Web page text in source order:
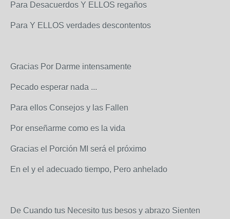
Para Desacuerdos Y ELLOS regaños
Para Y ELLOS verdades descontentos
Gracias Por Darme intensamente
Pecado esperar nada ...
Para ellos Consejos y las Fallen
Por enseñarme como es la vida
Gracias el Porción MI será el próximo
En el y el adecuado tiempo, Pero anhelado
De Cuando tus Necesito tus besos y abrazo Sienten